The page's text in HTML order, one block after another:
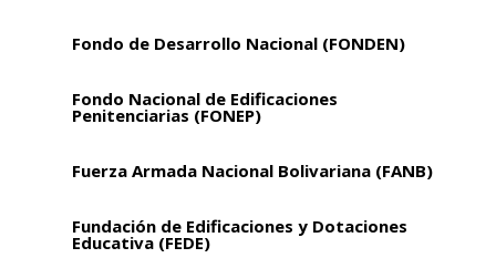
Fondo de Desarrollo Nacional (FONDEN)
Fondo Nacional de Edificaciones
Penitenciarias (FONEP)
Fuerza Armada Nacional Bolivariana (FANB)
Fundación de Edificaciones y Dotaciones
Educativa (FEDE)